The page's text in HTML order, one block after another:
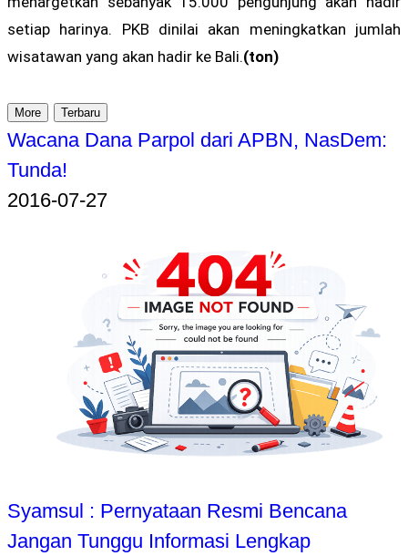
setiap harinya. PKB dinilai akan meningkatkan jumlah
wisatawan yang akan hadir ke Bali.(ton)
More Terbaru
Wacana Dana Parpol dari APBN, NasDem:
Tunda!
2016-07-27
Syamsul : Pernyataan Resmi Bencana
Jangan Tunggu Informasi Lengkap